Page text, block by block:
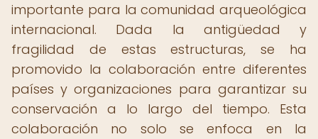
importante para la comunidad arqueológica
internacional. Dada la antigüedad y
fragilidad de estas estructuras, se ha
promovido la colaboración entre diferentes
países y organizaciones para garantizar su
conservación a lo largo del tiempo. Esta
colaboración no solo se enfoca en la